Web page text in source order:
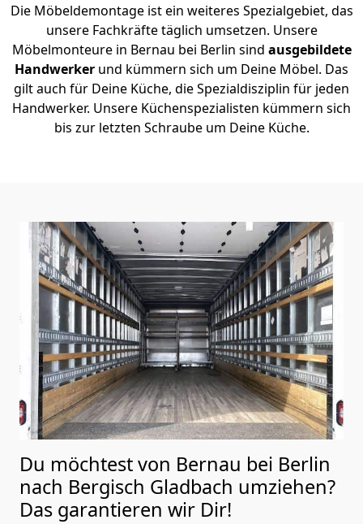
Die Möbeldemontage ist ein weiteres Spezialgebiet, das
unsere Fachkräfte täglich umsetzen. Unsere
Möbelmonteure in Bernau bei Berlin sind ausgebildete
Handwerker und kümmern sich um Deine Möbel. Das
gilt auch für Deine Küche, die Spezialdisziplin für jeden
Handwerker. Unsere Küchenspezialisten kümmern sich
bis zur letzten Schraube um Deine Küche.
Du möchtest von Bernau bei Berlin
nach Bergisch Gladbach umziehen?
Das garantieren wir Dir!